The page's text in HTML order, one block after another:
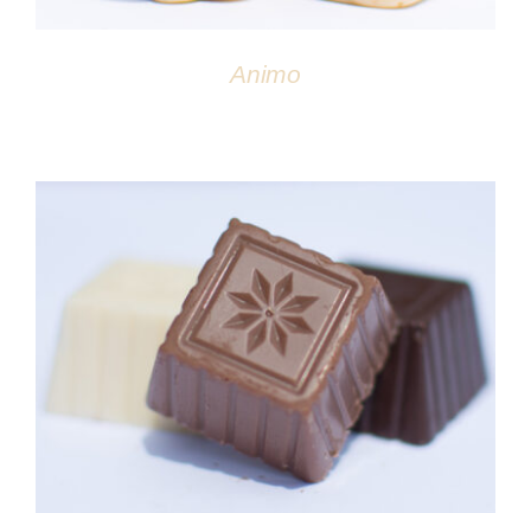
Animo
DÉTAILS